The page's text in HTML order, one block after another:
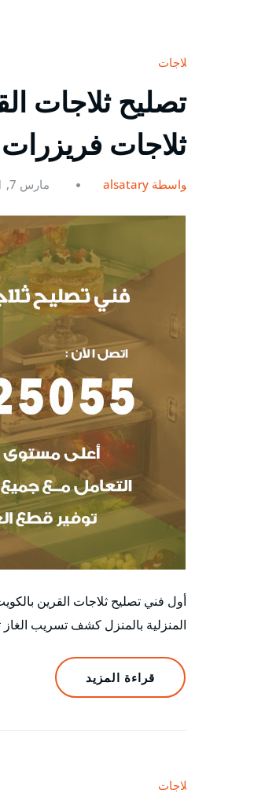
ثلاجات
ثلاجات
بواسطة alsatary مارس 7, 2021
أول فني تصليح ثلاجات القرين
المنزلية بالمنزل كشف تسريب الغاز
قراءة المزيد
ثلاجات